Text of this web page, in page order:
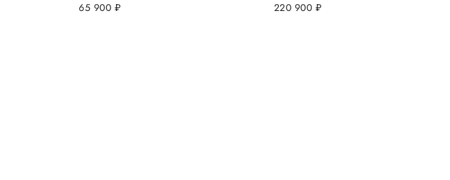
65 900 руб. 220 900 руб.